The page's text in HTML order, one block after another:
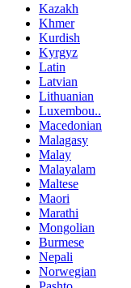
Kazakh
Khmer
Kurdish
Kyrgyz
Latin
Latvian
Lithuanian
Luxembou..
Macedonian
Malagasy
Malay
Malayalam
Maltese
Maori
Marathi
Mongolian
Burmese
Nepali
Norwegian